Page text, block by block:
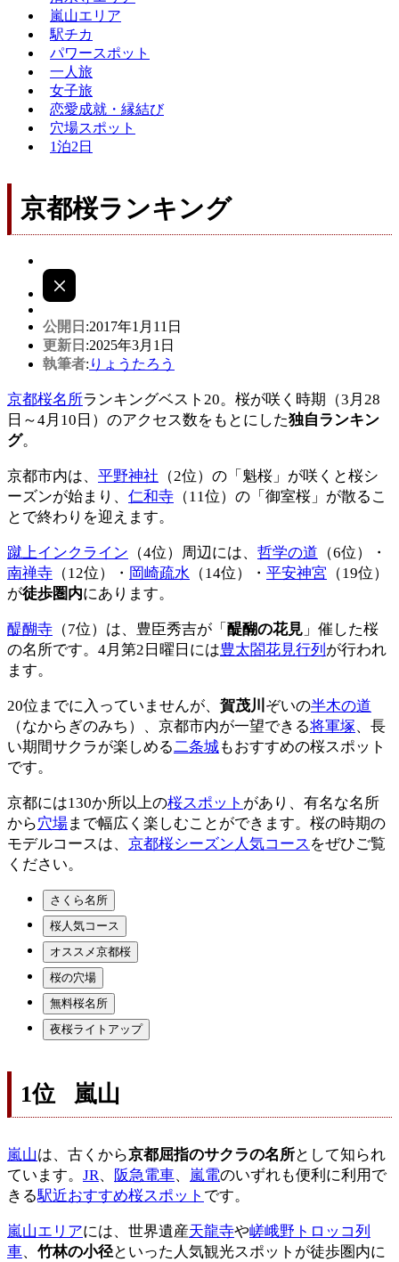
嵐山エリア
駅チカ
パワースポット
一人旅
女子旅
恋愛成就・縁結び
穴場スポット
1泊2日
京都桜ランキング
公開日 :2017年1月11日
更新日 :2025年3月1日
執筆者: りょうたろう
京都桜名所ランキングベスト20。桜が咲く時期（3月28
日～4月10日）のアクセス数をもとにした独自ランキン
グ。
京都市内は、 平野神社 （2位）の「魁桜」が咲くと桜シ
ーズンが始まり、 仁和寺 （11位）の「御室桜」が散るこ
とで終わりを迎えます。
蹴上インクライン （4位）周辺には、 哲学の道 （6位）・
南禅寺 （12位）・ 岡崎疏水 （14位）・ 平安神宮 （19位）
が徒歩圏内にあります。
醍醐寺 （7位）は、豊臣秀吉が「 醍醐の花見 」催した桜
の名所です。4月第2日曜日には豊太閤花見行列 が行われ
ます。
20位までに入っていませんが、賀茂川 ぞいの半木の道
（なからぎのみち）、京都市内が一望できる将軍塚、長
い期間サクラが楽しめる二条城もおすすめの桜スポット
です。
京都には130か所以上の桜スポット があり、有名な名所
から穴場まで幅広く楽しむことができます。桜の時期の
モデルコースは、 京都桜シーズン人気コース をぜひご覧
ください。
さくら名所
桜人気コース
オススメ京都桜
桜の穴場
無料桜名所
夜桜ライトアップ
1位 嵐山
嵐山は、古くから京都屈指のサクラの名所として知られ
ています。 JR、 阪急電車、 嵐電のいずれも便利に利用で
きる駅近おすすめ桜スポット です。
嵐山エリアには、世界遺産天龍寺や嵯峨野トロッコ列
車、 竹林の小径といった人気観光スポットが徒歩圏内に